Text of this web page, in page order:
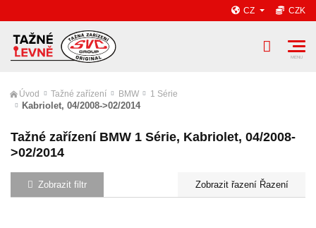
CZ CZK
Úvod Tažné zařízení BMW 1 Série
Kabriolet, 04/2008->02/2014
Tažné zařízení BMW 1 Série, Kabriolet, 04/2008-
>02/2014
Zobrazit filtr Řazení